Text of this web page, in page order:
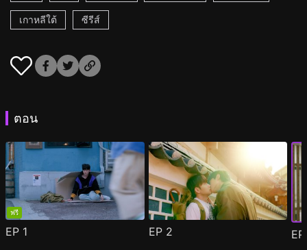
เกาหลีใต้ ซีรีส์
ตอน
ฟรี
EP 1 EP 2